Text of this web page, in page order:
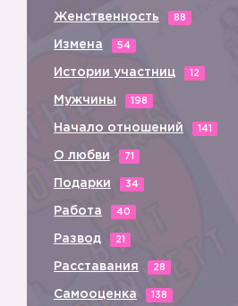
Женственность 88
Измена 54
Истории участниц 12
Мужчины 198
Начало отношений 141
О любви 71
Подарки 34
Работа 40
Развод 21
Расставания 28
Самооценка 138